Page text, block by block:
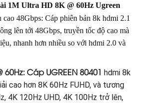
1M Ultra HD 8K @ 60Hz Ugreen
cao 48Gbps: Cáp phiên bản 8k hdmi 2.1
lên tới 48Gbps, truyền tốc độ cao mà
nhanh hơn nhiều so với hdmi 2.0 và
60Hz: Cáp UGREEN 80401 hdmi 8k
cao hơn 8K 60Hz FUHD, và tương
4K 120Hz UHD, 4K 100Hz trở lên,